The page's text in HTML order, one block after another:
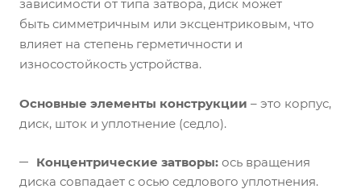
зависимости от типа затвора, диск может
быть симметричным или эксцентриковым, что
влияет на степень герметичности и
износостойкость устройства.
Основные элементы конструкции – это корпус,
диск, шток и уплотнение (седло).
Концентрические затворы: ось вращения
диска совпадает с осью седлового уплотнения.